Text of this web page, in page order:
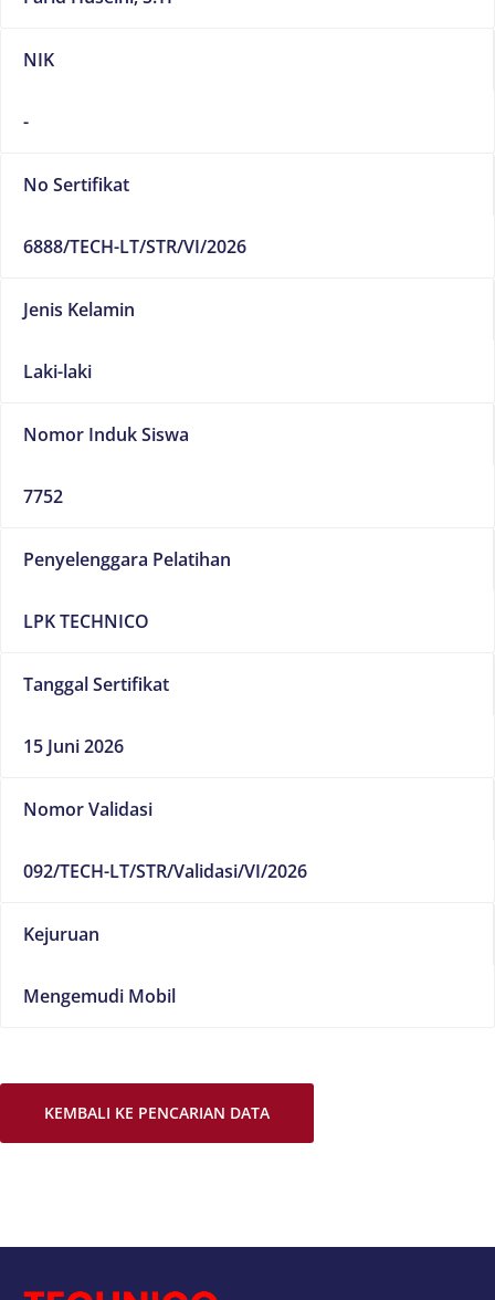
NIK
-
No Sertifikat
6888/TECH-LT/STR/VI/2026
Jenis Kelamin
Laki-laki
Nomor Induk Siswa
7752
Penyelenggara Pelatihan
LPK TECHNICO
Tanggal Sertifikat
15 Juni 2026
Nomor Validasi
092/TECH-LT/STR/Validasi/VI/2026
Kejuruan
Mengemudi Mobil
KEMBALI KE PENCARIAN DATA